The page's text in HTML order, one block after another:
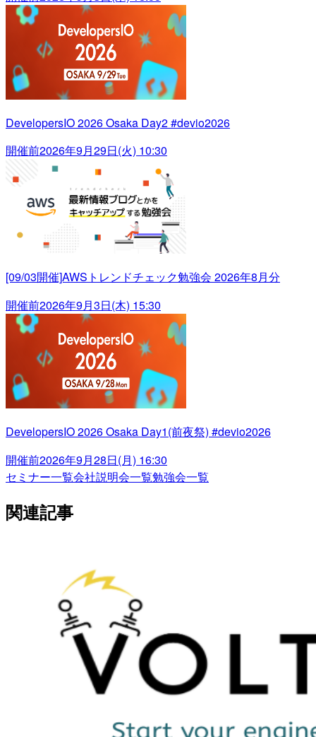
DevelopersIO 2026 Osaka Day2 #devio2026
開催前2026年9月29日(火) 10:30
[09/03開催]AWSトレンドチェック勉強会 2026年8月分
開催前2026年9月3日(木) 15:30
DevelopersIO 2026 Osaka Day1(前夜祭) #devio2026
開催前2026年9月28日(月) 16:30
セミナー一覧会社説明会一覧勉強会一覧
関連記事